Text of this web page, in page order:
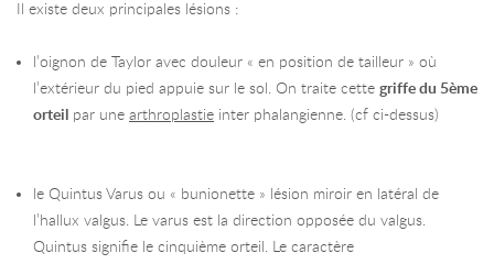
Il existe deux principales lésions :
l’oignon de Taylor avec douleur « en position de tailleur » où
l’extérieur du pied appuie sur le sol. On traite cette griffe du 5ème
orteil par une arthroplastie inter phalangienne. (cf ci-dessus)
le Quintus Varus ou « bunionette » lésion miroir en latéral de
l’hallux valgus. Le varus est la direction opposée du valgus.
Quintus signifie le cinquième orteil. Le caractère